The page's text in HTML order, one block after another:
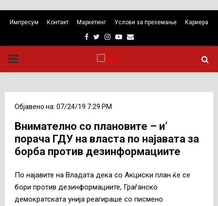
Импресум Контакт Маркетинг Услови за преземање Кариера
Facebook
TwitterInstagram
Youtube
Email
PRIMARY
Објавено на: 07/24/19 7:29 PM
Внимателно со плановите – и’
порача ГДУ на власта по најавата за
борба против дезинформациите
По најавите на Владата дека со Акциски план ќе се
бори против дезинформациите, Граѓанско
демократската унија реагираше со писмено